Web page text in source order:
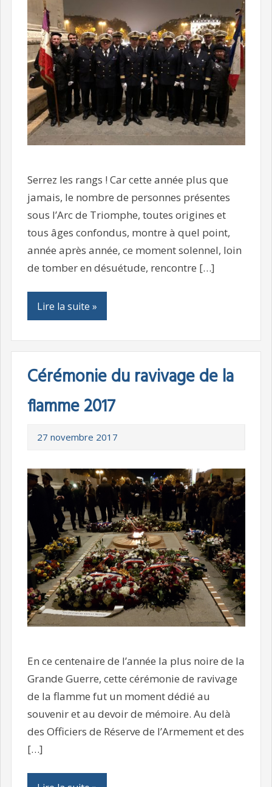
Serrez les rangs ! Car cette année plus que
jamais, le nombre de personnes présentes
sous l’Arc de Triomphe, toutes origines et
tous âges confondus, montre à quel point,
année après année, ce moment solennel, loin
de tomber en désuétude, rencontre […]
Lire la suite »
Cérémonie du ravivage de la
flamme 2017
27 novembre 2017
En ce centenaire de l’année la plus noire de la
Grande Guerre, cette cérémonie de ravivage
de la flamme fut un moment dédié au
souvenir et au devoir de mémoire. Au delà
des Officiers de Réserve de l’Armement et des
[…]